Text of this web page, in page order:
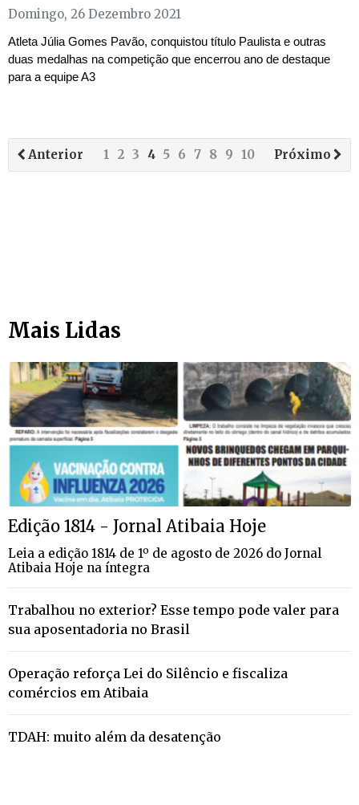
Domingo, 26 Dezembro 2021
Atleta Júlia Gomes Pavão, conquistou título Paulista e outras
duas medalhas na competição que encerrou ano de destaque
para a equipe A3
Anterior Próximo
1 2 3 4 5 6 7 8 9 10
Mais Lidas
Edição 1814 - Jornal Atibaia Hoje
Leia a edição 1814 de 1º de agosto de 2026 do Jornal
Atibaia Hoje na íntegra
Trabalhou no exterior? Esse tempo pode valer para
sua aposentadoria no Brasil
Operação reforça Lei do Silêncio e fiscaliza
comércios em Atibaia
TDAH: muito além da desatenção